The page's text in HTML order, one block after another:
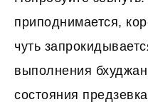
приподнимается,
чуть
выполнения
состояния